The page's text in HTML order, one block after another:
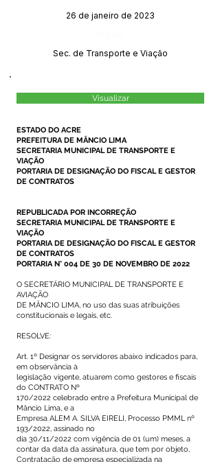
26 de janeiro de 2023
Sec. de Transporte e Viação
Visualizar
ESTADO DO ACRE
PREFEITURA DE MÂNCIO LIMA
SECRETARIA MUNICIPAL DE TRANSPORTE E
VIAÇÃO
PORTARIA DE DESIGNAÇÃO DO FISCAL E GESTOR
DE CONTRATOS
REPUBLICADA POR INCORREÇÃO
SECRETARIA MUNICIPAL DE TRANSPORTE E
VIAÇÃO
PORTARIA DE DESIGNAÇÃO DO FISCAL E GESTOR
DE CONTRATOS
PORTARIA N° 004 DE 30 DE NOVEMBRO DE 2022
O SECRETÁRIO MUNICIPAL DE TRANSPORTE E
AVIAÇÃO
DE MÂNCIO LIMA, no uso das suas atribuições
constitucionais e legais, etc.
RESOLVE:
Art. 1º Designar os servidores abaixo indicados para,
em observância à
legislação vigente, atuarem como gestores e fiscais
do CONTRATO Nº
170/2022 celebrado entre a Prefeitura Municipal de
Mâncio Lima, e a
Empresa ALEM A. SILVA EIRELI, Processo PMML nº
193/2022, assinado no
dia 30/11/2022 com vigência de 01 (um) meses, a
contar da data da assinatura, que tem por objeto,
Contratação de empresa especializada na